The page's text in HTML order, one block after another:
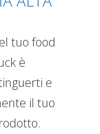
tuo food
è
e
il tuo